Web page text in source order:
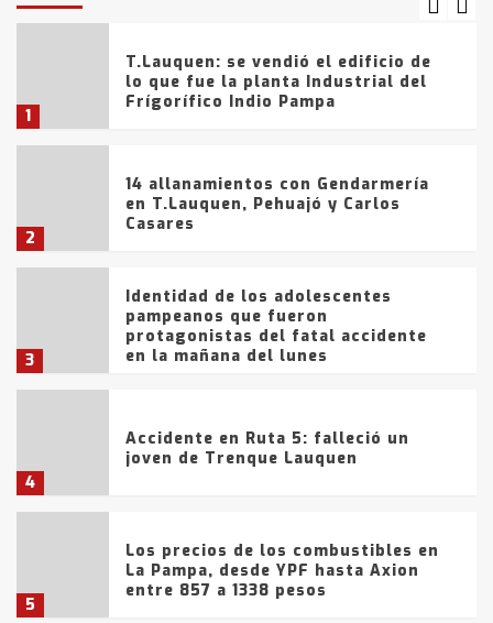
1
T.Lauquen: se vendió el edificio de
lo que fue la planta Industrial del
Frígorífico Indio Pampa
2
14 allanamientos con Gendarmería
en T.Lauquen, Pehuajó y Carlos
Casares
3
Identidad de los adolescentes
pampeanos que fueron
protagonistas del fatal accidente
en la mañana del lunes
4
Accidente en Ruta 5: falleció un
joven de Trenque Lauquen
5
Los precios de los combustibles en
La Pampa, desde YPF hasta Axion
entre 857 a 1338 pesos